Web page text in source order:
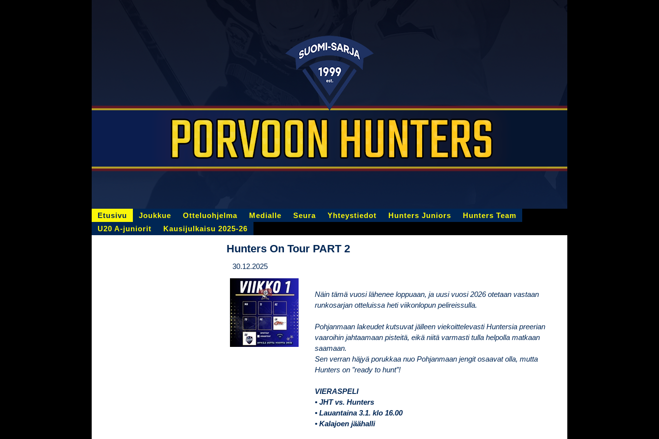
Etusivu Joukkue Otteluohjelma Medialle Seura Yhteystiedot Hunters Juniors
Hunters Team
U20 A-juniorit
Kausijulkaisu 2025-26
Hunters On Tour PART 2
30.12.2025
Näin tämä vuosi lähenee loppuaan, ja uusi vuosi 2026 otetaan vastaan
runkosarjan otteluissa heti viikonlopun pelireissulla.
Pohjanmaan lakeudet kutsuvat jälleen viekoittelevasti Huntersia preerian
vaaroihin jahtaamaan pisteitä, eikä niitä varmasti tulla helpolla matkaan
saamaan.
Sen verran häjyä porukkaa nuo Pohjanmaan jengit osaavat olla, mutta
Hunters on ”ready to hunt”!
VIERASPELI
• JHT vs. Hunters
• Lauantaina 3.1. klo 16.00
• Kalajoen jäähalli